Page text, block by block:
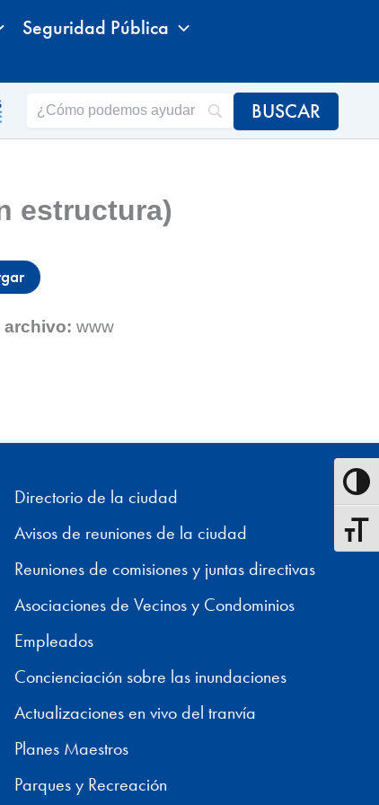
Seguridad Pública
estructura)
archivo: www
Directorio de la ciudad
Avisos de reuniones de la ciudad
Reuniones de comisiones y juntas directivas
Asociaciones de Vecinos y Condominios
Empleados
Concienciación sobre las inundaciones
Actualizaciones en vivo del tranvía
Planes Maestros
Parques y Recreación